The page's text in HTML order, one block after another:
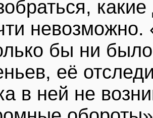
невозможно.
бы ни
её
в ней не